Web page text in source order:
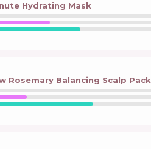
Hydrating Mask
Rosemary Balancing Scalp Pack